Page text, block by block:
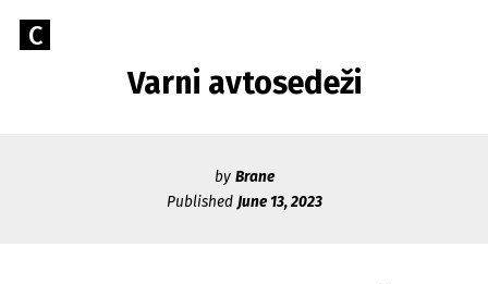
Go
C
CAERUS
Caerus
Varni avtosedeži
by Brane
Published June 13, 2023